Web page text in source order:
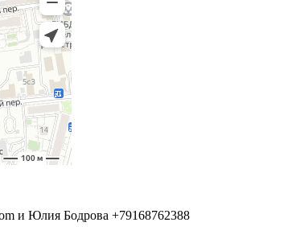
и Юлия Бодрова +79168762388